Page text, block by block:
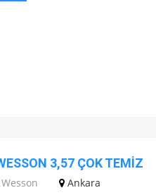
3,57 ÇOK TEMİZ
Ankara